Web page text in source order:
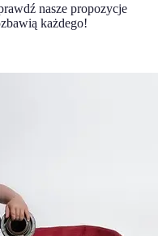
nasze propozycje
każdego!